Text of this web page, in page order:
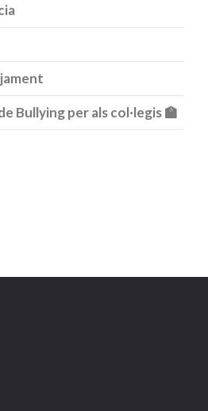
Bullying per als col·legis 🏫